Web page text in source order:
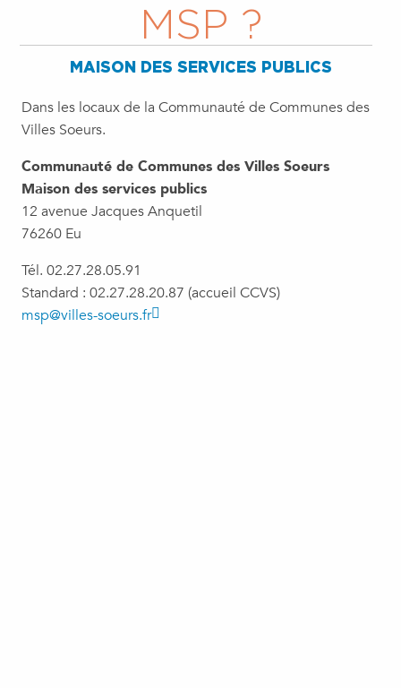
MSP ?
MAISON DES SERVICES PUBLICS
Dans les locaux de la Communauté de Communes des
Villes Soeurs.
Communauté de Communes des Villes Soeurs
Maison des services publics
12 avenue Jacques Anquetil
76260 Eu
Tél. 02.27.28.05.91
Standard : 02.27.28.20.87 (accueil CCVS)
msp@villes-soeurs.fr